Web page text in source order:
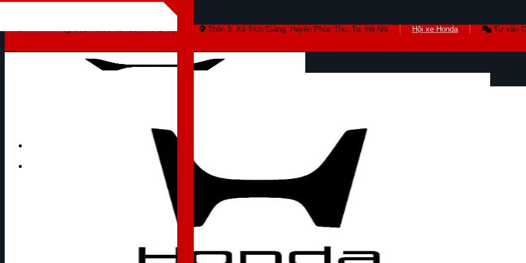
Open: 8:00 - 17:00 (Thứ 2 - 7) Thôn 3, Xã Tích Giang, Huyện Phúc Thọ, Tp. Hà Nội Hội xe Honda Tư vấn